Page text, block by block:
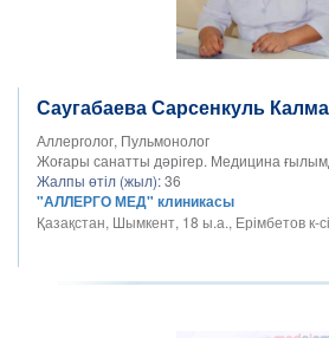
Саугабаева Сарсенкуль
Аллерголог, Пульмонолог
Жоғары санатты дәрігер. Медицина
Жалпы өтіл (жыл):36
"АЛЛЕРГО МЕД" клиникасы
Қазақстан, Шымкент, 18 ы.а., Ерімбетов к-